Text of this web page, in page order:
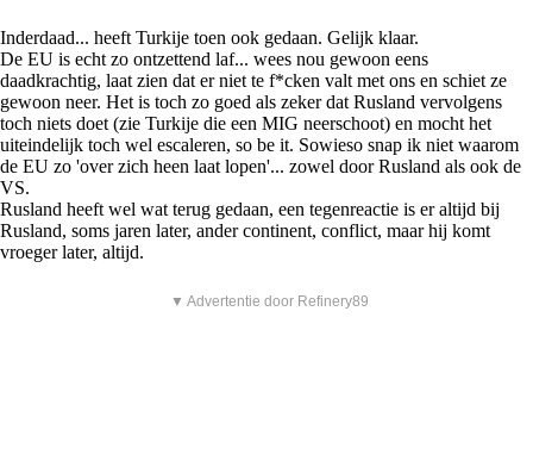
Inderdaad... heeft Turkije toen ook gedaan. Gelijk klaar.
De EU is echt zo ontzettend laf... wees nou gewoon eens
daadkrachtig, laat zien dat er niet te f*cken valt met ons en schiet ze
gewoon neer. Het is toch zo goed als zeker dat Rusland vervolgens
toch niets doet (zie Turkije die een MIG neerschoot) en mocht het
uiteindelijk toch wel escaleren, so be it. Sowieso snap ik niet waarom
de EU zo 'over zich heen laat lopen'... zowel door Rusland als ook de
VS.
Rusland heeft wel wat terug gedaan, een tegenreactie is er altijd bij
Rusland, soms jaren later, ander continent, conflict, maar hij komt
vroeger later, altijd.
▼ Advertentie door Refinery89